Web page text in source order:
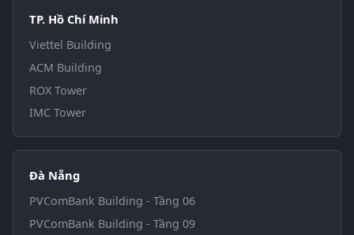
TP. Hồ Chí Minh
Viettel Building
ACM Building
ROX Tower
IMC Tower
Đà Nẵng
PVComBank Building - Tầng 06
PVComBank Building - Tầng 09